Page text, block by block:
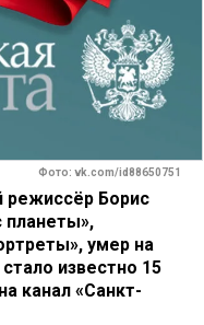
Фото: vk.com/id88650751
режиссёр Борис
планеты»,
умер на
известно 15
канал «Санкт-